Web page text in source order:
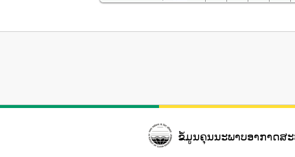
ຂໍ້ມູນຄຸນນະພາບອາກາດສ